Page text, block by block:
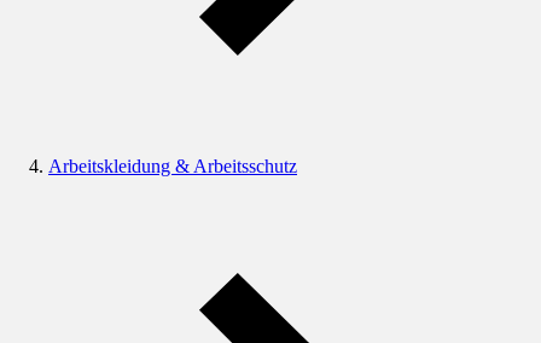
Arbeitskleidung & Arbeitsschutz